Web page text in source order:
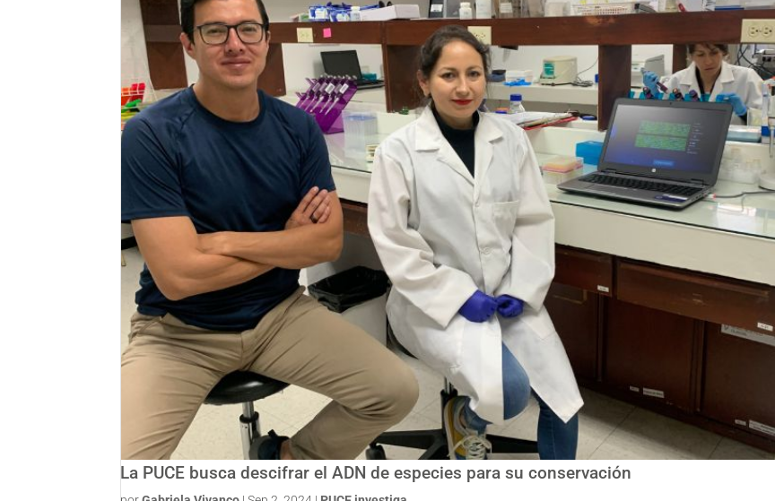
La PUCE busca descifrar el ADN de especies para su conservación